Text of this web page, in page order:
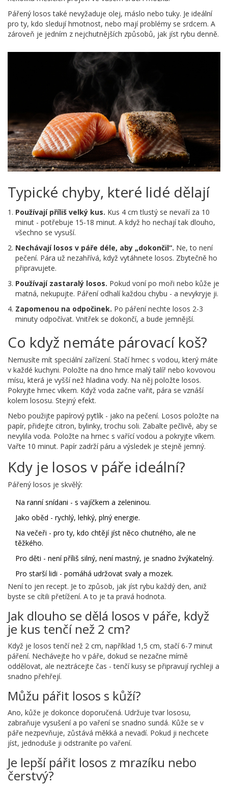
Pářený losos také nevyžaduje olej, máslo nebo tuky. Je ideální
pro ty, kdo sledují hmotnost, nebo mají problémy se srdcem. A
zároveň je jedním z nejchutnějších způsobů, jak jíst rybu denně.
Typické chyby, které lidé dělají
Používají příliš velký kus. Kus 4 cm tlustý se nevaří za 10
minut - potřebuje 15-18 minut. A když ho nechají tak dlouho,
všechno se vysuší.
Nechávají losos v páře déle, aby „dokončil“. Ne, to není
pečení. Pára už nezahřívá, když vytáhnete losos. Zbytečně ho
připravujete.
Používají zastaralý losos. Pokud voní po moři nebo kůže je
matná, nekupujte. Páření odhalí každou chybu - a nevykryje ji.
Zapomenou na odpočinek. Po páření nechte losos 2-3
minuty odpočívat. Vnitřek se dokončí, a bude jemnější.
Co když nemáte párovací koš?
Nemusíte mít speciální zařízení. Stačí hrnec s vodou, který máte
v každé kuchyni. Položte na dno hrnce malý talíř nebo kovovou
mísu, která je vyšší než hladina vody. Na něj položte losos.
Pokryjte hrnec víkem. Když voda začne vařit, pára se vznáší
kolem lososu. Stejný efekt.
Nebo použijte papírový pytlík - jako na pečení. Losos položte na
papír, přidejte citron, bylinky, trochu soli. Zabalte pečlivě, aby se
nevylila voda. Položte na hrnec s vařící vodou a pokryjte víkem.
Vařte 10 minut. Papír zadrží páru a výsledek je stejně jemný.
Kdy je losos v páře ideální?
Pářený losos je skvělý:
Na ranní snídani - s vajíčkem a zeleninou.
Jako oběd - rychlý, lehký, plný energie.
Na večeři - pro ty, kdo chtějí jíst něco chutného, ale ne
těžkého.
Pro děti - není příliš silný, není mastný, je snadno žvýkatelný.
Pro starší lidi - pomáhá udržovat svaly a mozek.
Není to jen recept. Je to způsob, jak jíst rybu každý den, aniž
byste se cítili přetížení. A to je ta pravá hodnota.
Jak dlouho se dělá losos v páře, když
je kus tenčí než 2 cm?
Když je losos tenčí než 2 cm, například 1,5 cm, stačí 6-7 minut
páření. Nechávejte ho v páře, dokud se nezačne mírně
oddělovat, ale neztrácejte čas - tenčí kusy se připravují rychleji a
snadno přehřejí.
Můžu pářit losos s kůží?
Ano, kůže je dokonce doporučená. Udržuje tvar lososu,
zabraňuje vysušení a po vaření se snadno sundá. Kůže se v
páře nezpevňuje, zůstává měkká a nevadí. Pokud ji nechcete
jíst, jednoduše ji odstraníte po vaření.
Je lepší pářit losos z mrazíku nebo
čerstvý?